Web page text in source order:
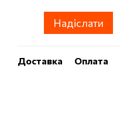
Надіслати
Доставка Оплата